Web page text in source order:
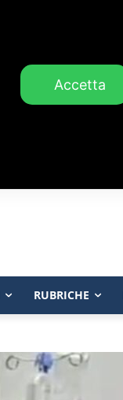
RUBRICHE
Accetta